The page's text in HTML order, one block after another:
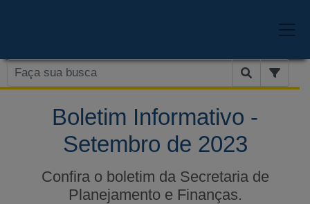
Boletim Informativo -
Setembro de 2023
Confira o boletim da Secretaria de
Planejamento e Finanças.